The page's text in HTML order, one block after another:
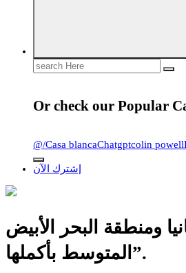
Search
for:
Or check our Popular
@/Casa blancaChatgptcolin powell
إشترك الآن
ومنطقة البحر الأبيض
المتوسط بأكملها”.